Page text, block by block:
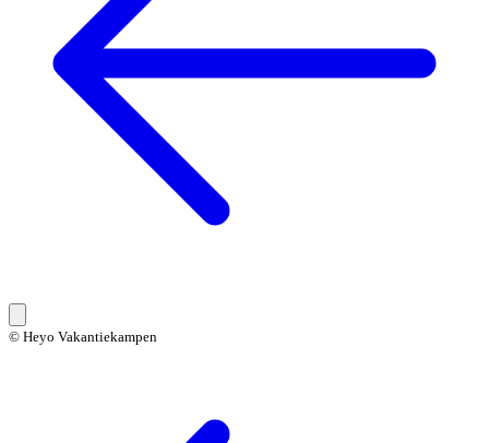
© Heyo Vakantiekampen